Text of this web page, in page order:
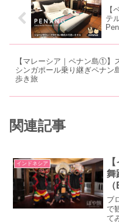
【
テ
【マレーシア｜ペナン島①】
シンガポール乗り継ぎペナン
歩き旅
関連記事
インドネシア
舞
ブ
で
て